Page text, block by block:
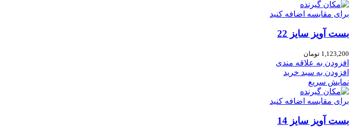
برای مقایسه اضافه کنید
بست آویز سایز 22
1,123,200 تومان
افزودن به علاقه مندی
افزودن به سبد خرید
نمایش سریع
برای مقایسه اضافه کنید
بست آویز سایز 14